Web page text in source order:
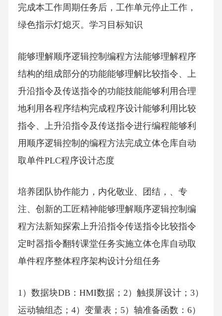
完成本工作周期任务后，工作单元停止工作，
绿色指示灯熄灭。学习目标知识
能够理解顺序逻辑控制编程方法能够理解程序
结构的组成部分的功能能够理解比较指令、上
升沿指令及传送指令的功能技能能够利用合理
地利用各程序结构完成程序设计能够利用比较
指令、上升沿指令及传送指令进行编程能够利
用顺序逻辑控制的编程方法完成立体仓库自动
取单件PLC程序设计态度
培养团队协作能力，内化敬业、团结，、专
注、创新的工匠精神能够理解顺序逻辑控制编
程方法新知探索上升沿指令传送指令比较指令
定时器指令翻转课堂任务实施立体仓库自动取
单件程序整体程序架构设计分组任务
1）数据块DB：HMI数据；2）触摸屏设计；3）
运动轴组态；4）变量表；5）轴准备函数：6）